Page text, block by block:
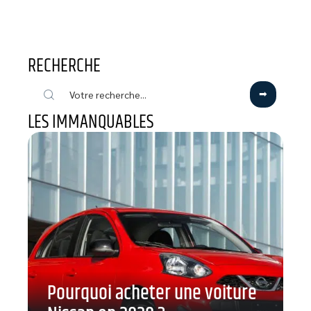
RECHERCHE
LES IMMANQUABLES
Pourquoi acheter une voiture